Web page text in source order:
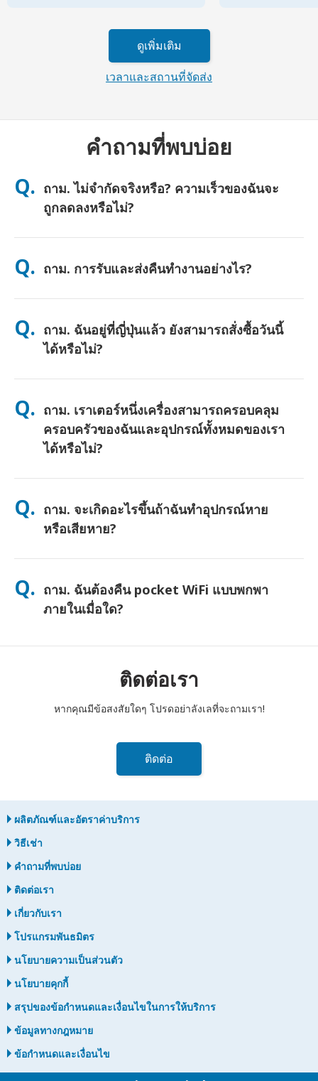
ดูเพิ่มเติม
เวลาและสถานที่จัดส่ง
คำถามที่พบบ่อย
Q. ถาม. ไม่จำกัดจริงหรือ? ความเร็วของฉันจะ
ถูกลดลงหรือไม่?
ตอบ. ใช่ครับ ไม่จำกัดอย่างแท้จริง และเราไม่ใช้เพดานนโยบายการ
ใช้ข้อมูลได้มากเท่าที่คุณต้องการตลอดทั้งวัน (เช่นเดียวกับเครือข่าย
มือถืออื่นๆ ความแออัดชั่วคราวของผู้ให้บริการอาจส่งผลต่อความเร็ว)
หากมีการลดความเร็วตามนโยบายเกิดขึ้น เราจะคืนเครดิตค่าเช่าให้
Q. ถาม. การรับและส่งคืนทำงานอย่างไร?
ตอบ. รับที่สนามบินหลัก หรือเลือกจัดส่งที่โรงแรม/บ้าน (มาถึงก่อน
หน้าให้—เพียงนำไปหย่อนที่ตู้ไปรษณีย์ใดก็ได้ในญี่ปุ่น ไม่ต้องใช้
เอกสาร ไม่ต้องต่อคิวที่เคาน์เตอร์
Q. ถาม. ฉันอยู่ที่ญี่ปุ่นแล้ว ยังสามารถสั่งซื้อวันนี้
ได้หรือไม่?
ตอบ. ได้ครับ มีบริการรับที่สนามบินในวันเดียวกัน สำหรับการจัดส่งที่
เราจะยืนยันตัวเลือกที่เร็วที่สุดสำหรับพื้นที่ของคุณ
Q. ถาม. เราเตอร์หนึ่งเครื่องสามารถครอบคลุม
ครอบครัวของฉันและอุปกรณ์ทั้งหมดของเรา
ได้หรือไม่?
ตอบ. ได้ครับ—เชื่อมต่อได้สูงสุด 10 อุปกรณ์พร้อมกัน (โทรศัพท์,
พาวเวอร์แบงค์ฟรีให้เพื่อการใช้งานตลอดทั้งวัน
Q. ถาม. จะเกิดอะไรขึ้นถ้าฉันทำอุปกรณ์หาย
หรือเสียหาย?
คุณสามารถเพิ่มประกันภัยตอนชำระเงินเพื่อคุ้มครองการสูญหายหรือ
อะไรเกิดขึ้น ติดต่อเราทันที—เราจะช่วยให้คุณเชื่อมต่อได้ตลอดเวลา
Q. ถาม. ฉันต้องคืน pocket WiFi แบบพกพา
ภายในเมื่อใด?
หากคุณส่งคืนล่าช้า คุณจะถูกเรียกเก็บเงิน
ติดต่อเรา
หากคุณมีข้อสงสัยใดๆ โปรดอย่าลังเลที่จะถามเรา!
ติดต่อ
ผลิตภัณฑ์และอัตราค่าบริการ
วิธีเช่า
คำถามที่พบบ่อย
ติดต่อเรา
เกี่ยวกับเรา
โปรแกรมพันธมิตร
นโยบายความเป็นส่วนตัว
นโยบายคุกกี้
สรุปของข้อกำหนดและเงื่อนไขในการให้บริการ
ข้อมูลทางกฎหมาย
ข้อกำหนดและเงื่อนไข